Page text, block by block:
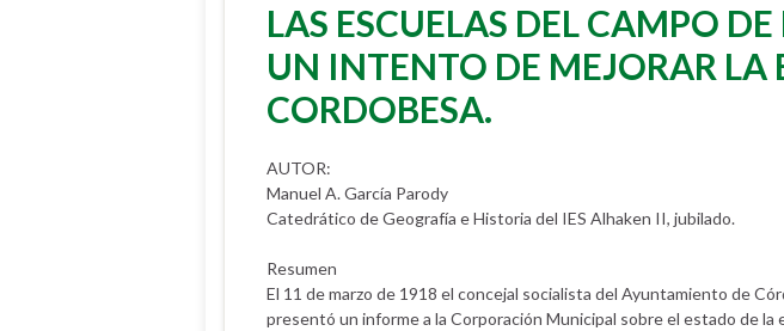
LAS ESCUELAS DEL CAMPO
UN INTENTO DE MEJORAR LA
CORDOBESA.
AUTOR:
Manuel A. García Parody
Catedrático de Geografía e Historia del IES Alhaken II, jubilado.
Resumen
El 11 de marzo de 1918 el concejal socialista del Ayuntamiento de
presentó un informe a la Corporación Municipal sobre el estado de la